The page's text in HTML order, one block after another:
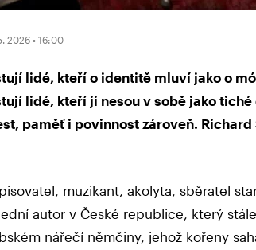
2026 • 16:00
lidé, kteří o identitě mluví jako o
lidé, kteří ji nesou v sobě jako
paměť i povinnost zároveň.
muzikant, akolyta, sběratel
autor v České republice, který
nářečí němčiny, jehož kořeny